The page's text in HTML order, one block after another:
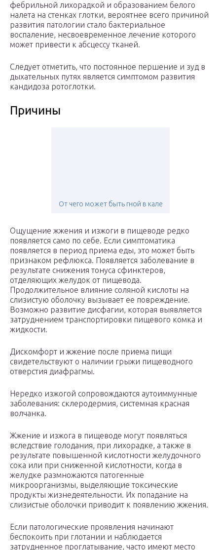
фебрильной лихорадкой и образованием белого
налета на стенках глотки, вероятнее всего причиной
развития патологии стало бактериальное
воспаление, несвоевременное лечение которого
может привести к абсцессу тканей.
Следует отметить, что постоянное першение и зуд в
дыхательных путях является симптомом развития
кандидоза ротоглотки.
Причины
От чего может быть гной в кале
Ощущение жжения и изжоги в пищеводе редко
появляется само по себе. Если симптоматика
появляется в период приема еды, это может быть
признаком рефлюкса. Появляется заболевание в
результате снижения тонуса сфинктеров,
отделяющих желудок от пищевода.
Продолжительное влияние соляной кислоты на
слизистую оболочку вызывает ее повреждение.
Возможно развитие дисфагии, которая выявляется
затруднением транспортировки пищевого комка и
жидкости.
Дискомфорт и жжение после приема пищи
свидетельствуют о наличии грыжи пищеводного
отверстия диафрагмы.
Нередко изжогой сопровождаются аутоиммунные
заболевания: склеродермия, системная красная
волчанка.
Жжение и изжога в пищеводе могут появляться
вследствие голодания, при лихорадке, а также в
результате повышенной кислотности желудочного
сока или при сниженной кислотности, когда в
желудке размножаются патогенные
микроорганизмы, выделяющие токсические
продукты жизнедеятельности. Их попадание на
слизистые оболочки приводит к появлению жжения.
Если патологические проявления начинают
беспокоить при глотании и наблюдается
затрудненное проглатывание, часто имеют место